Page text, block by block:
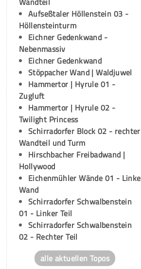
Aufseßtaler Höllenstein 03 -
Höllensteinturm
Eichner Gedenkwand -
Nebenmassiv
Eichner Gedenkwand
Stöppacher Wand | Waldjuwel
Hammertor | Hyrule 01 -
Zugluft
Hammertor | Hyrule 02 -
Twilight Princess
Schirradorfer Block 02 - rechter
Wandteil und Turm
Hirschbacher Freibadwand |
Hollywood
Eichenmühler Wände 01 - Linke
Wand
Schirradorfer Schwalbenstein
01 - Linker Teil
Schirradorfer Schwalbenstein
02 - Rechter Teil
alle aktuellen Topos